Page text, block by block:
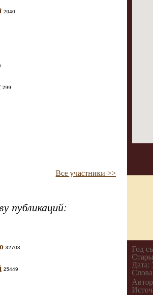
2040
299
Все участники >>
публикаций:
32703
25449
Год
Дата: